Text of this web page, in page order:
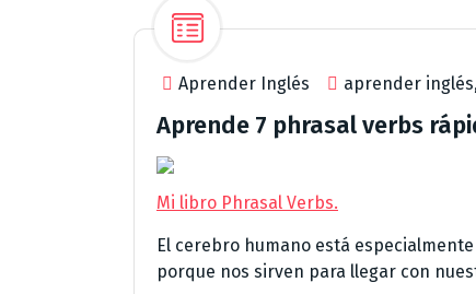
Aprender Inglés aprender inglés
Aprende 7 phrasal verbs
Mi libro Phrasal Verbs.
El cerebro humano está
porque nos sirven para llegar con